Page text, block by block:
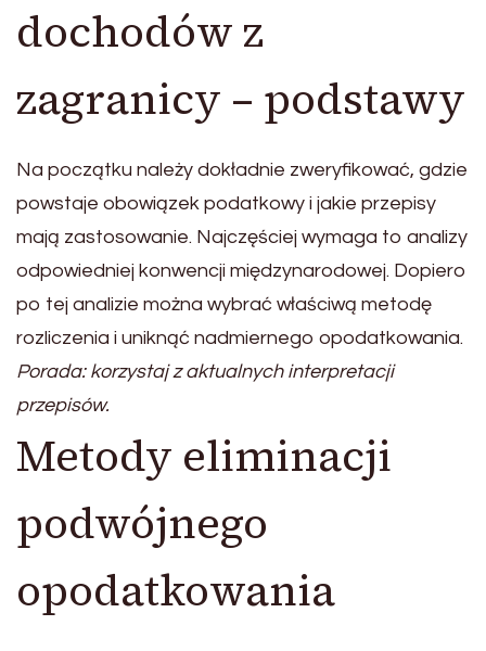
dochodów z
zagranicy – podstawy
Na początku należy dokładnie zweryfikować, gdzie
powstaje obowiązek podatkowy i jakie przepisy
mają zastosowanie. Najczęściej wymaga to analizy
odpowiedniej konwencji międzynarodowej. Dopiero
po tej analizie można wybrać właściwą metodę
rozliczenia i uniknąć nadmiernego opodatkowania.
Porada: korzystaj z aktualnych interpretacji
przepisów.
Metody eliminacji
podwójnego
opodatkowania